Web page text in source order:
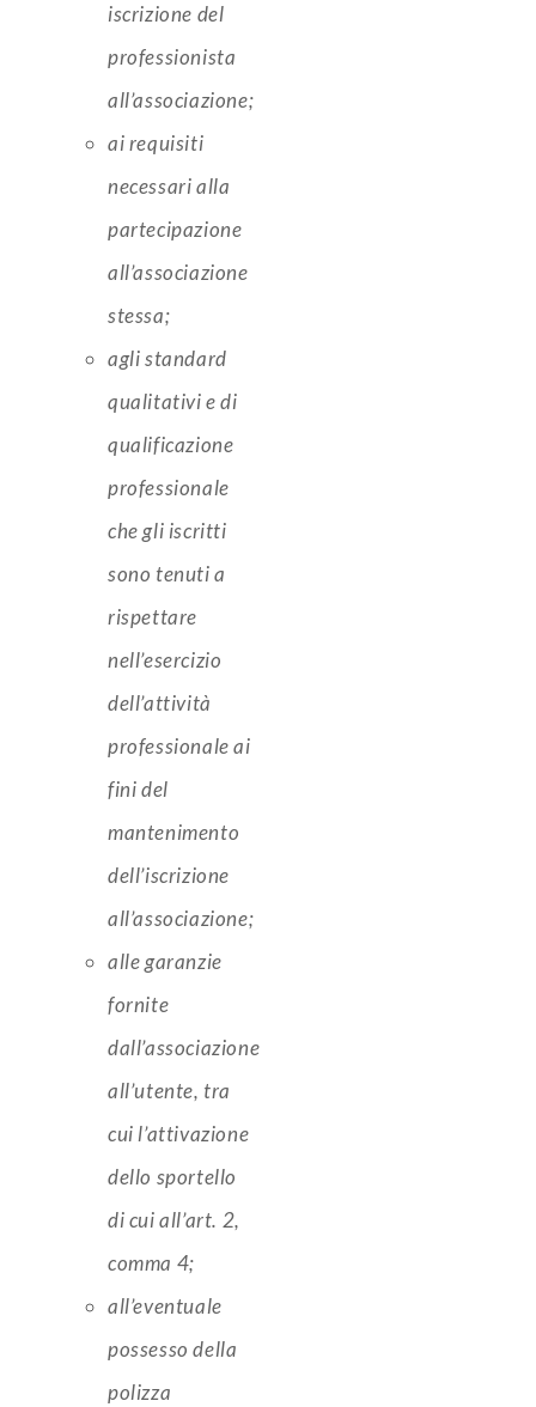
iscrizione del
professionista
all’associazione;
ai requisiti
necessari alla
partecipazione
all’associazione
stessa;
agli standard
qualitativi e di
qualificazione
professionale
che gli iscritti
sono tenuti a
rispettare
nell’esercizio
dell’attività
professionale ai
fini del
mantenimento
dell’iscrizione
all’associazione;
alle garanzie
fornite
dall’associazione
all’utente, tra
cui l’attivazione
dello sportello
di cui all’art. 2,
comma 4;
all’eventuale
possesso della
polizza